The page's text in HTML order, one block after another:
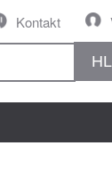
Kontakt